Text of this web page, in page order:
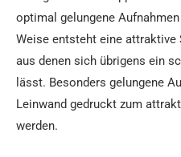
optimal gelungene
Weise entsteht eine
aus denen sich übrigens ein
lässt. Besonders gelungene
Leinwand gedruckt zum
werden.